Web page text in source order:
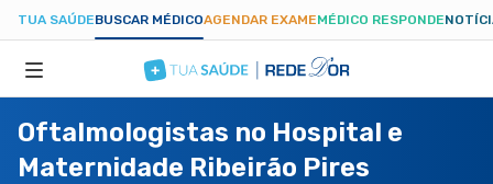
TUA SAÚDEBUSCAR MÉDICOAGENDAR EXAMEMÉDICO RESPONDE
ESPECIALIDADES
Oftalmologistas no Hospital e
Maternidade Ribeirão Pires